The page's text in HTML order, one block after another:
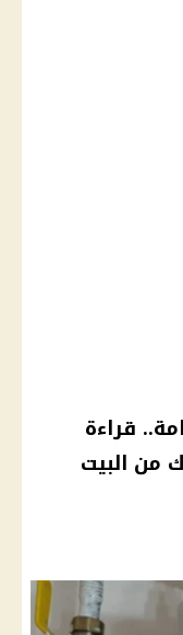
قراءة
من البيت